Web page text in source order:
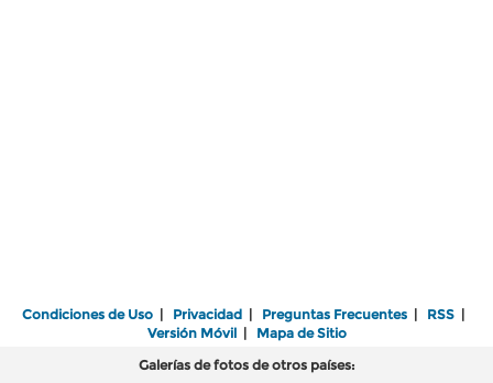
Condiciones de Uso | Privacidad | Preguntas Frecuentes | RSS |
Versión Móvil| Mapa de Sitio
Galerías de fotos de otros países: